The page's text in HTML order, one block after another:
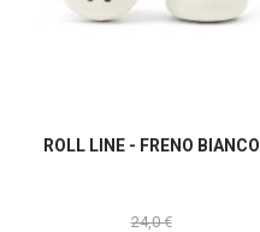
ROLL LINE - FRENO BIANCO
24,0 €